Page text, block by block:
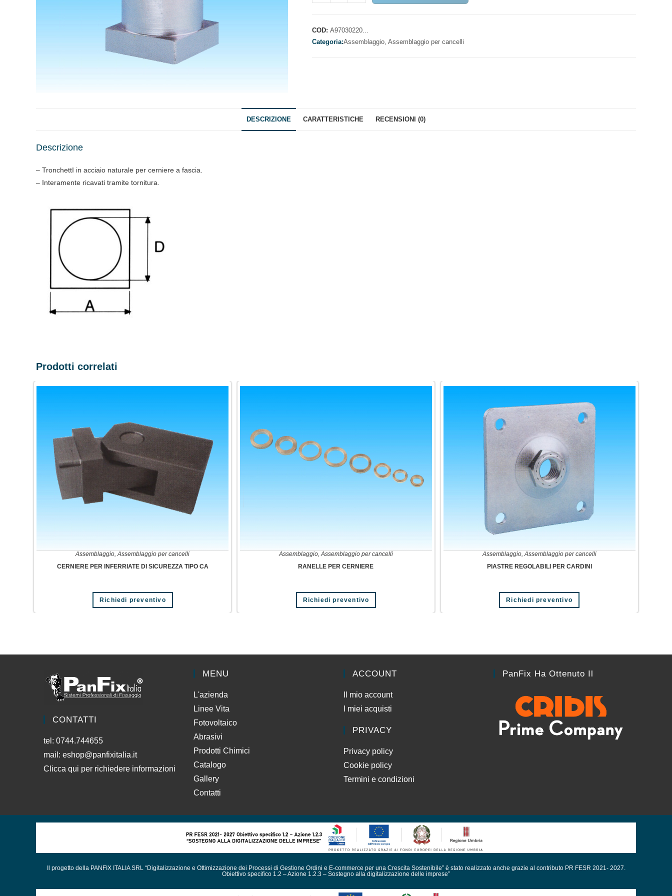
PER
A
FASCIA
COD: A97030220...
Categoria:Assemblaggio, Assemblaggio per cancelli
DESCRIZIONE CARATTERISTICHE RECENSIONI (0)
Descrizione
– TronchettI in acciaio naturale per cerniere a fascia.
– Interamente ricavati tramite tornitura.
Prodotti correlati
Assemblaggio,Assemblaggio per cancelli
CERNIERE PER INFERRIATE DI SICUREZZA TIPO CA
Richiedi preventivo
Assemblaggio,Assemblaggio per cancelli
RANELLE PER CERNIERE
Richiedi preventivo
Assemblaggio,Assemblaggio per cancelli
PIASTRE REGOLABILI PER CARDINI
Richiedi preventivo
CONTATTI
tel: 0744.744655
mail: eshop@panfixitalia.it
Clicca qui per richiedere informazioni
MENU
L'azienda
Linee Vita
Fotovoltaico
Abrasivi
Prodotti Chimici
Catalogo
Gallery
Contatti
ACCOUNT
Il mio account
I miei acquisti
PRIVACY
Privacy policy
Cookie policy
Termini e condizioni
PanFix Ha Ottenuto Il
Il progetto della PANFIX ITALIA SRL “Digitalizzazione e Ottimizzazione dei Processi di Gestione Ordini e E-commerce per una Crescita Sostenibile” è stato realizzato anche grazie al contributo PR FESR 2021- 2027.
Obiettivo specifico 1.2 – Azione 1.2.3 – Sostegno alla digitalizzazione delle imprese”